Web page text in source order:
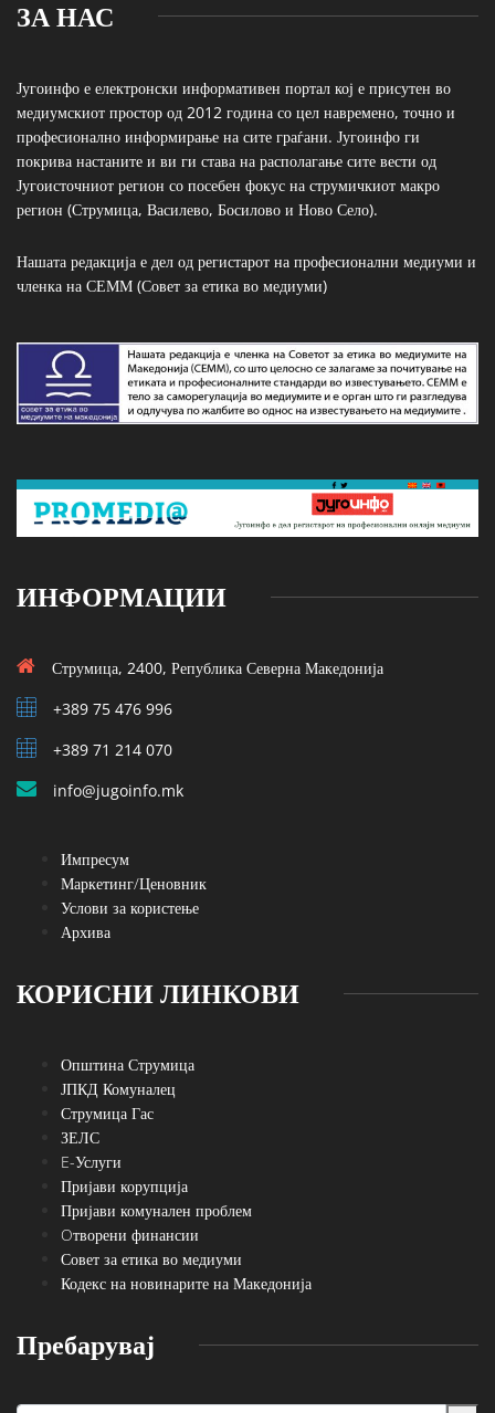
ЗА НАС
Југоинфо е електронски информативен портал кој е присутен во
медиумскиот простор од 2012 година со цел навремено, точно и
професионално информирање на сите граѓани. Југоинфо ги
покрива настаните и ви ги става на располагање сите вести од
Југоисточниот регион со посебен фокус на струмичкиот макро
регион (Струмица, Василево, Босилово и Ново Село).
Нашата редакција е дел од регистарот на професионални медиуми и
членка на СЕММ (Совет за етика во медиуми)
ИНФОРМАЦИИ
Струмица, 2400, Република Северна Македонија
+389 75 476 996
+389 71 214 070
info@jugoinfo.mk
Импресум
Маркетинг/Ценовник
Услови за користење
Архива
КОРИСНИ ЛИНКОВИ
Општина Струмица
ЈПКД Комуналец
Струмица Гас
ЗЕЛС
E-Услуги
Пријави корупција
Пријави комунален проблем
Oтворени финансии
Совет за етика во медиуми
Кодекс на новинарите на Македонија
Пребарувај